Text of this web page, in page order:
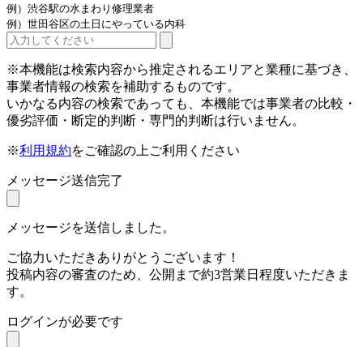
例）渋谷駅の水まわり修理業者
例）世田谷区の土日にやっている内科
※本機能は検索内容から推定されるエリアと業種に基づき、
事業者情報の検索を補助するものです。
いかなる内容の検索であっても、本機能では事業者の比較・
優劣評価・断定的判断・専門的判断は行いません。
※利用規約をご確認の上ご利用ください
メッセージ送信完了
メッセージを送信しました。
ご協力いただきありがとうございます！
投稿内容の審査のため、公開まで約3営業日程度いただきま
す。
ログインが必要です